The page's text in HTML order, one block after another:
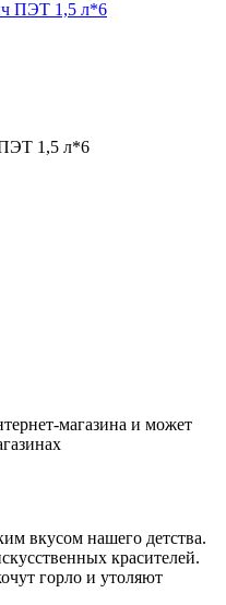
ПЭТ 1,5 л*6
магазина и может
вкусом нашего детства.
красителей.
горло и утоляют